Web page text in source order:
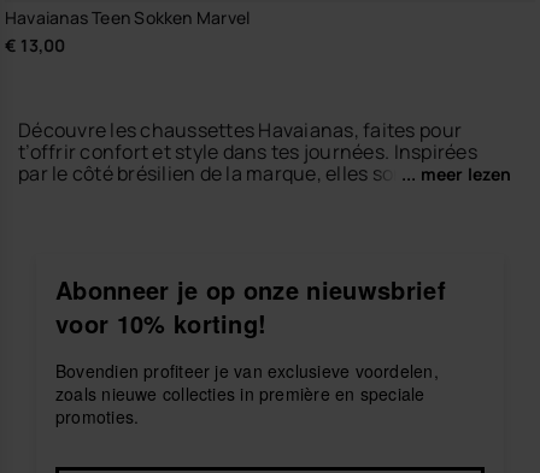
Havaianas Teen Sokken Marvel
€ 13,00
Découvre les chaussettes Havaianas, faites pour
t’offrir confort et style dans tes journées. Inspirées
par le côté brésilien de la marque, elles sont douces,
connue ici aussi :tongs + chaussettes
. Combine tes
Havaianas avec nos chaussettes et crée un look
moderne, relax et super original toute l’année.
Amuse-toi avec les couleurs, affirme ton style et
profite du feeling Havaianas à chaque pas.
... meer lezen
Abonneer je op onze nieuwsbrief
voor 10% korting!
Bovendien profiteer je van exclusieve voordelen,
zoals nieuwe collecties in première en speciale
promoties.